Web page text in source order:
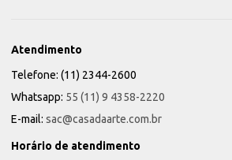
Atendimento
Telefone: (11) 2344-2600
Whatsapp: 55 (11) 9 4358-2220
E-mail: sac@casadaarte.com.br
Horário de atendimento